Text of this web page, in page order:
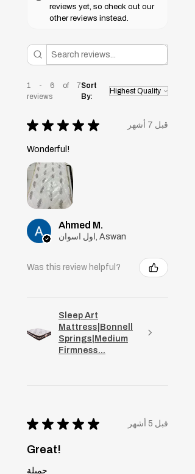
reviews yet, so check out our
other reviews instead.
1 - 6 of 7
reviews
Sort
By:
★ ★ ★ ★ ★ قبل 7 أشهر
Wonderful!
Ahmed M.
اول اسوان, Aswan
Was this review helpful?
Sleep Art
Mattress|Bonnell
Springs|Medium
Firmness...
★ ★ ★ ★ ★ قبل 5 أشهر
Great!
جميلة